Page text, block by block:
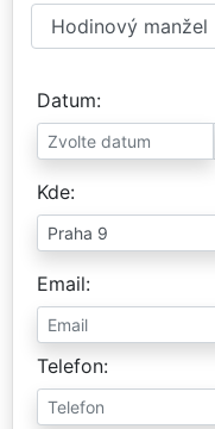
Datum
Kde
Email
Telefon